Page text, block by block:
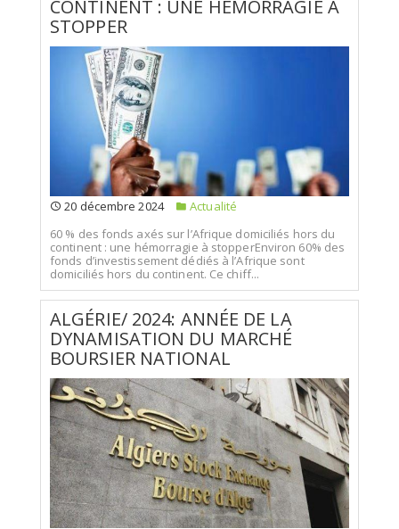
CONTINENT : UNE HÉMORRAGIE À
STOPPER
20 décembre 2024
Actualité
60 % des fonds axés sur l’Afrique domiciliés hors du
continent : une hémorragie à stopperEnviron 60% des
fonds d’investissement dédiés à l’Afrique sont
domiciliés hors du continent. Ce chiff...
ALGÉRIE/ 2024: ANNÉE DE LA
DYNAMISATION DU MARCHÉ
BOURSIER NATIONAL